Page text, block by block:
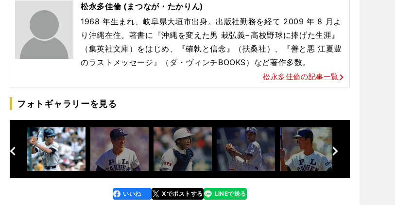
松永多佳倫 (まつなが・たかりん)
1968 年生まれ、岐阜県大垣市出身。出版社勤務を経て 2009 年 8 月よ
り沖縄在住。著書に『沖縄を変えた男 栽弘義−高校野球に捧げた生涯』
（集英社文庫）をはじめ、『確執と信念』（扶桑社）、『善と悪 江夏豊
のラストメッセージ』（ダ・ヴィンチBOOKS）など著作多数。
松永多佳倫の記事一覧
フォトギャラリーを見る
次
へ
前
へ
faceboo
k
いいね Xでポストする
line LINEで送る
KO